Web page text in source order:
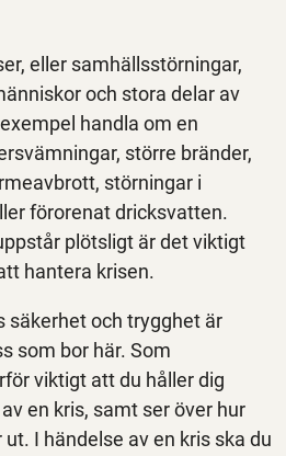
eller samhällsstörningar,
och stora delar av
handla om en
större bränder,
störningar i
förorenat dricksvatten.
plötsligt är det viktigt
hantera krisen.
säkerhet och trygghet är
som bor här. Som
viktigt att du håller dig
en kris, samt ser över hur
I händelse av en kris ska du